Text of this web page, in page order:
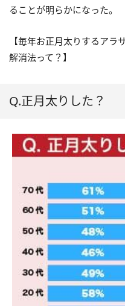
ることが明らかになった。
【毎年お正月太りするア
解消法って？】
Q.正月太りした？